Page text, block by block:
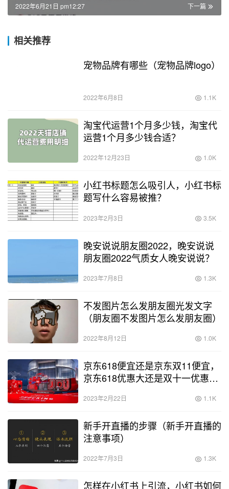
下一篇
2022年6月21日 pm12:27
相关推荐
宠物品牌有哪些（宠物品牌logo）
2022年6月8日 1.1K
淘宝代运营1个月多少钱，淘宝代
运营1个月多少钱合适？
2022年12月23日 1.0K
小红书标题怎么吸引人，小红书标
题写什么容易被推？
2023年2月3日 3.5K
晚安说说朋友圈2022，晚安说说
朋友圈2022气质女人晚安说说？
2023年7月8日 1.3K
不发图片怎么发朋友圈光发文字
（朋友圈不发图片怎么发朋友圈）
2022年8月12日 1.0K
京东618便宜还是京东双11便宜，
京东618优惠大还是双十一优惠
2023年2月22日 1.1K
新手开直播的步骤（新手开直播的
注意事项）
2022年7月3日 1.3K
怎样在小红书上引流，小红书如何